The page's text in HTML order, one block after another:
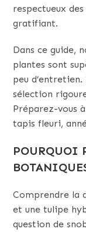
respectueux
gratifiant.
Dans ce guide,
plantes sont
peu
sélection
Préparez-vous
tapis fleuri,
POURQUOI
Comprendre la
et une tulipe
question de